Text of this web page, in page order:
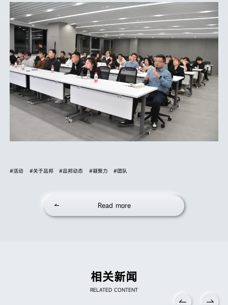
#活动 #关于品邦 #品邦动态 #凝聚力 #团队
Read more
相关新闻
RELATED CONTENT